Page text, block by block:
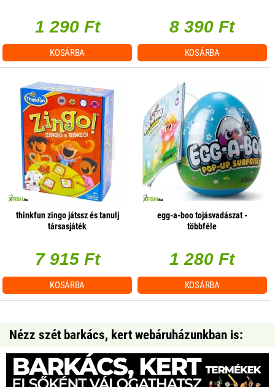
1 290 Ft
KOSÁRBA
8 390 Ft
KOSÁRBA
thinkfun zingo játssz és tanulj
társasjáték
7 915 Ft
KOSÁRBA
egg-a-boo tojásvadászat -
többféle
1 280 Ft
KOSÁRBA
Nézz szét barkács, kert webáruházunkban is: